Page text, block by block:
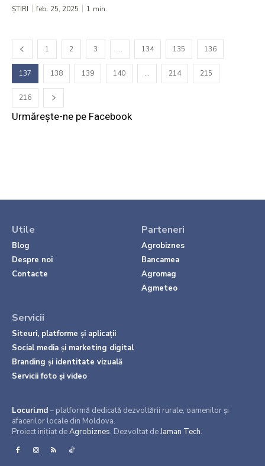
ȘTIRI feb. 25, 2025 1 min.
1 2 3 … 134 135 136
137 138 139 140 … 214 215
216
Urmărește-ne pe Facebook
Utile
Blog
Despre noi
Contacte
Parteneri
Agrobiznes
Bancamea
Agromag
Agmeteo
Servicii
Siteuri, platforme și aplicații
Social media și marketing digital
Branding și identitate vizuală
Servicii foto și video
Locuri.md– platformă dedicată dezvoltării rurale, oamenilor și
afacerilor locale din Moldova.
Proiect inițiat deAgrobiznes. Dezvoltat deJaman Tech.